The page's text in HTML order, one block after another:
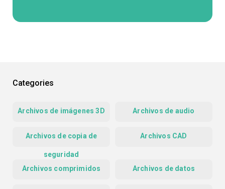
Categories
Archivos de imágenes 3D Archivos de audio
Archivos de copia de
seguridad
Archivos CAD
Archivos comprimidos Archivos de datos